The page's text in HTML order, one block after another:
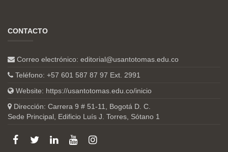
CONTACTO
Correo electrónico: editorial@usantotomas.edu.co
Teléfono: +57 601 587 87 97 Ext. 2991
Website: https://usantotomas.edu.co/inicio
Dirección: Carrera 9 # 51-11, Bogotá D. C.
Sede Principal, Edificio Luís J. Torres, Sótano 1